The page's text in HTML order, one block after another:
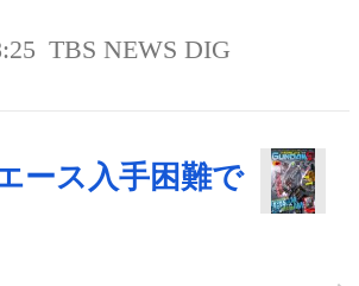
TBS NEWS DIG
ース入手困難で